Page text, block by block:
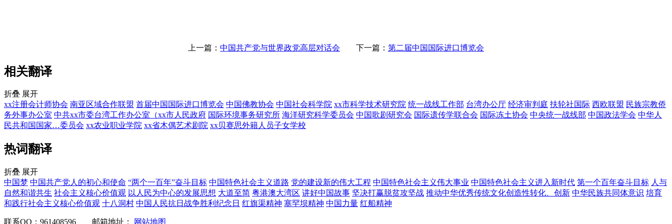
上一篇： 中国共产党与世界政党高层对话会 下一篇： 第二届中国国际进口博览会
相关翻译
折叠 展开
xx注册会计师协会 南亚区域合作联盟 首届中国国际进口博览会 中国佛教协会 中国社会科学院 xx市科学技术研究院 统一战线工作部 台湾办公厅 经济审判庭 扶轮社国际 西欧联盟 民族宗教侨
务外事办公室 中共xx市委台湾工作办公室（xx市人民政府 国际环境事务研究所 海洋研究科学委员会 中国歌剧研究会 国际遗传学联合会 国际冻土协会 中央统一战线部 中国政法学会 中华人
民共和国国家…委员会 xx农业职业学院 xx省木偶艺术剧院 xx贝赛思外籍人员子女学校
热词翻译
折叠 展开
中国梦 中国共产党人的初心和使命 “两个一百年”奋斗目标 中国特色社会主义道路 党的建设新的伟大工程 中国特色社会主义伟大事业 中国特色社会主义进入新时代 第一个百年奋斗目标 人与
自然和谐共生 社会主义核心价值观 以人民为中心的发展思想 大道至简 粤港澳大湾区 讲好中国故事 坚决打赢脱贫攻坚战 推动中华优秀传统文化创造性转化、创新 中华民族共同体意识 培育
和践行社会主义核心价值观 十八洞村 中国人民抗日战争胜利纪念日 红旗渠精神 塞罕坝精神 中国力量 红船精神
联系QQ：961408596 邮箱地址： 网站地图